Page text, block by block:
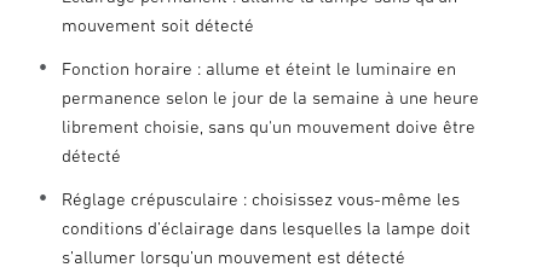
mouvement soit détecté
Fonction horaire : allume et éteint le luminaire en
permanence selon le jour de la semaine à une heure
librement choisie, sans qu'un mouvement doive être
détecté
Réglage crépusculaire : choisissez vous-même les
conditions d’éclairage dans lesquelles la lampe doit
s’allumer lorsqu’un mouvement est détecté